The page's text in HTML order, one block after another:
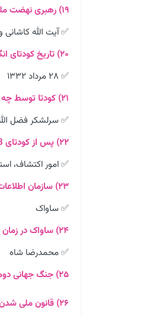
۱۹) رهبری نهضت ملی شدن صنعت نفت را چه کسانی به عهده داشتند؟
✅ آیت الله
۲۰) تاریخ کودتای انگلستان و آمریکا چه زمانی بود؟
✅ ۲۸ مرداد ۱۳۳۲
۲۱) کودتا توسط چه کسی انجام شد؟
✅ سرلشکر فضل
۲۲) پس از کودتای 28 مرداد حکومت پهلوی چه کرد؟
✅ امور اکتشاف، استخراج
۲۳) سازمان اطلاعات و امنیت کشور چه نام داشت؟
✅ ساواک
۲۴) ساواک در زمان چه کسی تاسیس شد؟
✅ محمدرضا شاه
۲۵) جنگ جهانی دوم با
۲۶) قانون ملی شدن نفت در